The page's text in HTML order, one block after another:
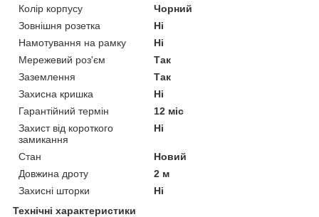
Колір корпусу
Чорний
Зовнішня розетка
Ні
Намотування на рамку
Ні
Мережевий роз'єм
Так
Заземлення
Так
Захисна кришка
Ні
Гарантійний термін
12 міс
Захист від короткого
замикання
Ні
Стан
Новий
Довжина дроту
2 м
Захисні шторки
Ні
Технічні характеристики